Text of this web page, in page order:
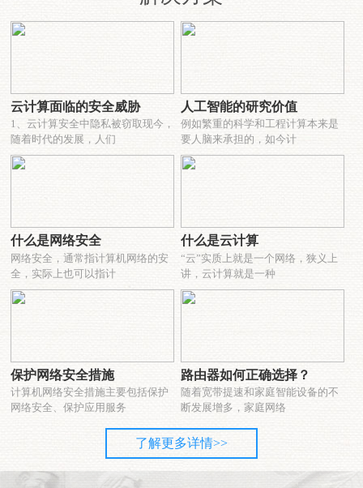
云计算面临的安全威胁
1、云计算安全中隐私被窃取现今，
随着时代的发展，人们
人工智能的研究价值
例如繁重的科学和工程计算本来是
要人脑来承担的，如今计
什么是网络安全
网络安全，通常指计算机网络的安
全，实际上也可以指计
什么是云计算
“云”实质上就是一个网络，狭义上
讲，云计算就是一种
保护网络安全措施
计算机网络安全措施主要包括保护
网络安全、保护应用服务
路由器如何正确选择？
随着宽带提速和家庭智能设备的不
断发展增多，家庭网络
了解更多详情>>